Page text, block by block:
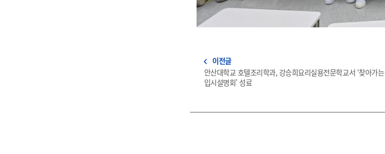
navigate_before 이전글
안산대학교 호텔조리학과, 강승희요리실용전문학교서 ‘찾아가는
입시설명회’ 성료